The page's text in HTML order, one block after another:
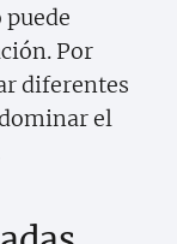
Por
diferentes
el